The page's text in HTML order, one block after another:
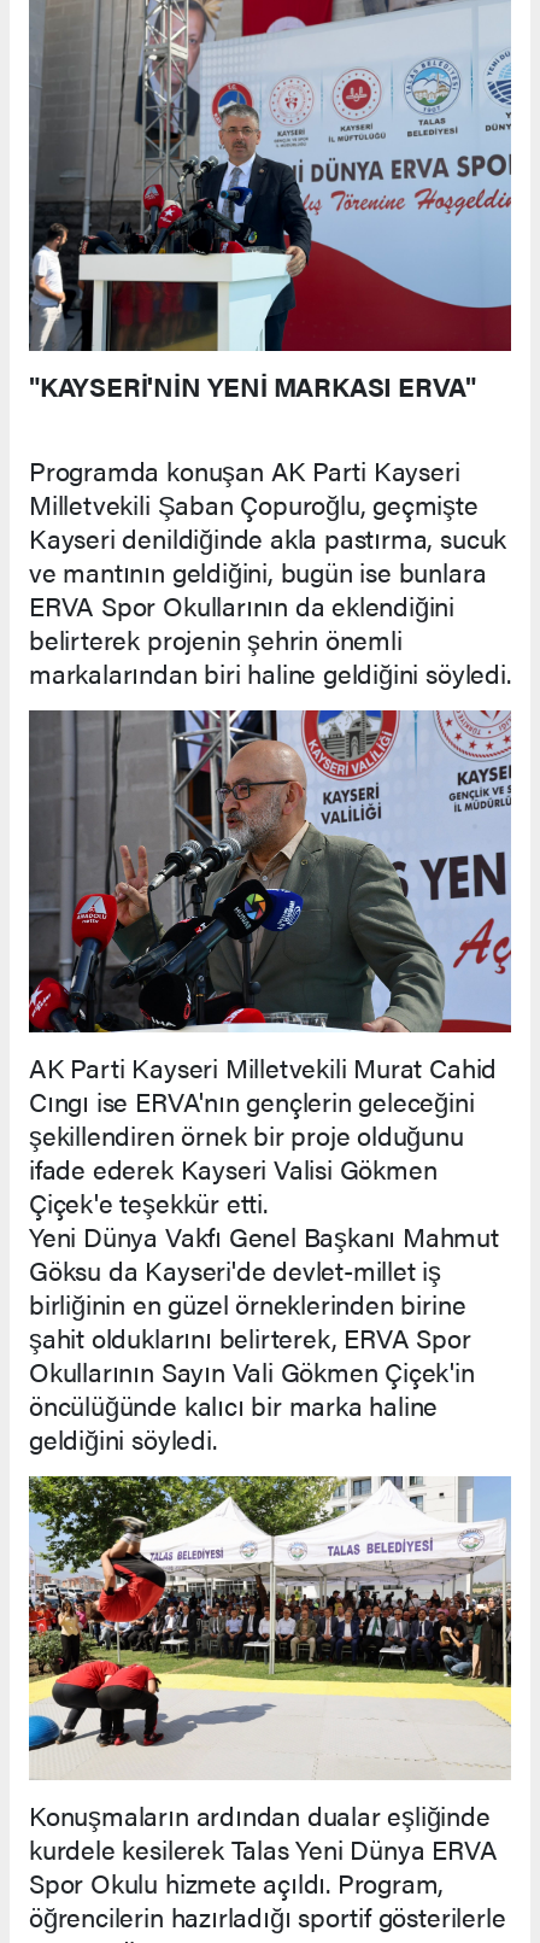
"KAYSERİ'NİN YENİ MARKASI ERVA"
Programda konuşan AK Parti Kayseri
Milletvekili Şaban Çopuroğlu, geçmişte
Kayseri denildiğinde akla pastırma, sucuk
ve mantının geldiğini, bugün ise bunlara
ERVA Spor Okullarının da eklendiğini
belirterek projenin şehrin önemli
markalarından biri haline geldiğini söyledi.
AK Parti Kayseri Milletvekili Murat Cahid
Cıngı ise ERVA'nın gençlerin geleceğini
şekillendiren örnek bir proje olduğunu
ifade ederek Kayseri Valisi Gökmen
Çiçek'e teşekkür etti.
Yeni Dünya Vakfı Genel Başkanı Mahmut
Göksu da Kayseri'de devlet-millet iş
birliğinin en güzel örneklerinden birine
şahit olduklarını belirterek, ERVA Spor
Okullarının Sayın Vali Gökmen Çiçek'in
öncülüğünde kalıcı bir marka haline
geldiğini söyledi.
Konuşmaların ardından dualar eşliğinde
kurdele kesilerek Talas Yeni Dünya ERVA
Spor Okulu hizmete açıldı. Program,
öğrencilerin hazırladığı sportif gösterilerle